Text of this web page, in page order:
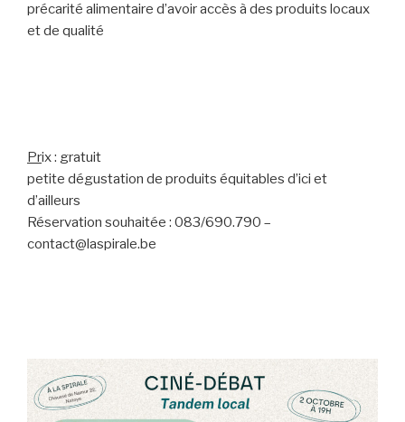
précarité alimentaire d’avoir accès à des produits locaux
et de qualité
Prix : gratuit
petite dégustation de produits équitables d’ici et
d’ailleurs
Réservation souhaitée : 083/690.790 –
contact@laspirale.be